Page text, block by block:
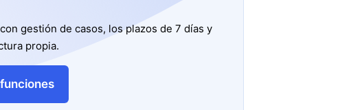
gestión de casos, los plazos de 7 días y
propia.